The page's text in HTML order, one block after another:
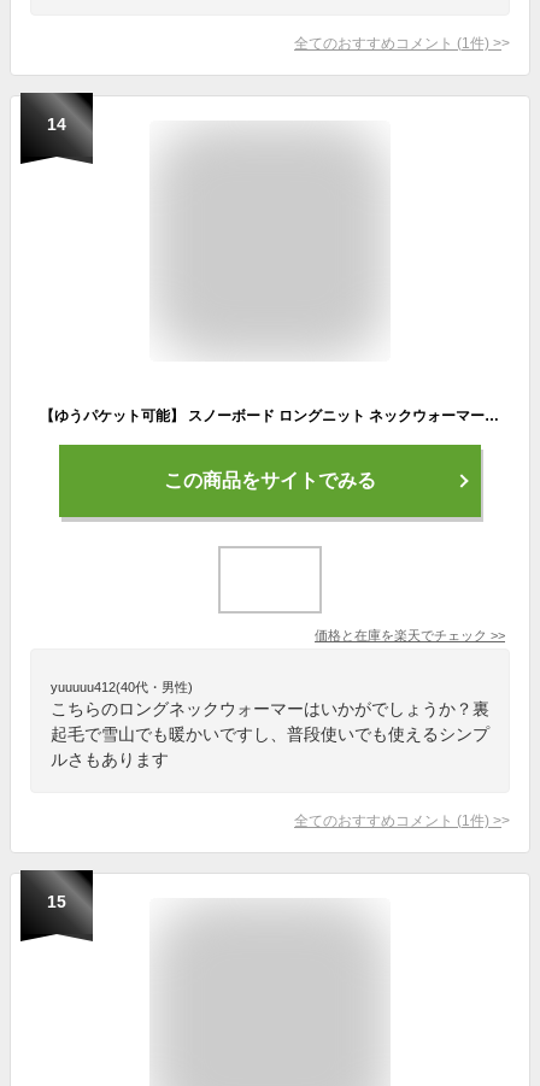
全てのおすすめコメント (1 件) >
14
【ゆうパケット可能】 スノーボード ロングニット ネックウォーマー メンズ レディース snj-173 ネックウォーマー ロング 33cm フェイスマスク あったか裏起毛ニット ネックゲーター ネックゲイター スノボー 防寒小物スキー ウィンタースポーツ 防寒
この商品をサイトでみる
価格と在庫を楽天でチェック >>
yuuuuu412(40代・男性)
こちらのロングネックウォーマーはいかがでしょうか？裏
起毛で雪山でも暖かいですし、普段使いでも使えるシンプ
ルさもあります
全てのおすすめコメント (1 件) >
15